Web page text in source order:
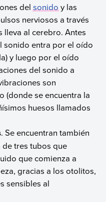
delsonidoy las
nerviosos a través
al cerebro. Antes
sonido entra por el oído
y luego por el oído
del sonido a
son
(donde se encuentra la
huesos llamados
. Se encuentran también
tres tubos que
que comienza a
gracias a los otolitos,
sensibles al